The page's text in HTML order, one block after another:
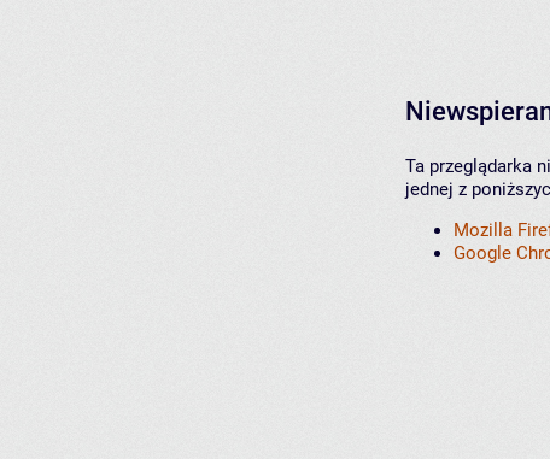
Ta przeglądarka
jednej z
Mozilla
Google